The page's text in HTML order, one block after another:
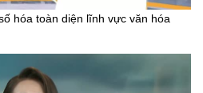
hóa toàn diện lĩnh vực văn hóa